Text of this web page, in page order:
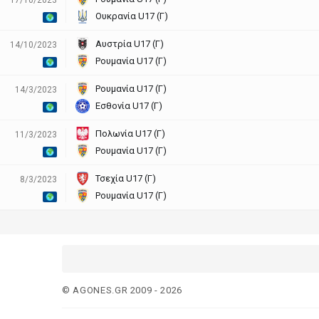
Ουκρανία U17 (Γ)
14/10/2023
Αυστρία U17 (Γ)
Ρουμανία U17 (Γ)
14/3/2023
Ρουμανία U17 (Γ)
Εσθονία U17 (Γ)
11/3/2023
Πολωνία U17 (Γ)
Ρουμανία U17 (Γ)
8/3/2023
Τσεχία U17 (Γ)
Ρουμανία U17 (Γ)
© AGONES.GR 2009 - 2026